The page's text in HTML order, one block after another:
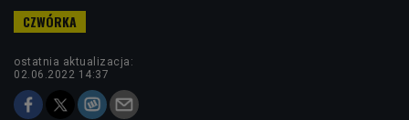
ostatnia aktualizacja:
02.06.2022 14:37